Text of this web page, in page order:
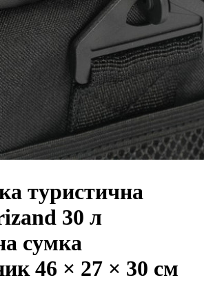
туристична
30 л
сумка
46 × 27 × 30 см